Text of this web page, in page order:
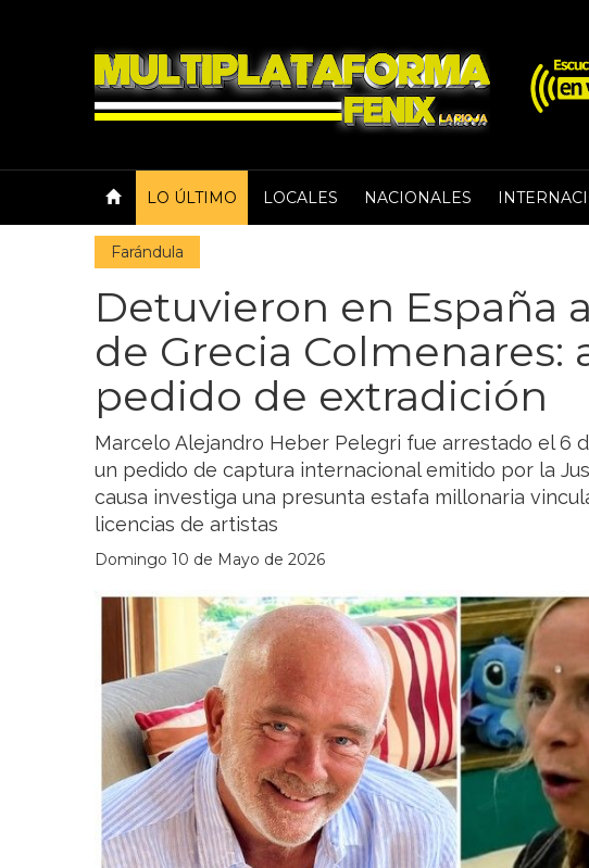
LO ÚLTIMO LOCALES NACIONALES
Farándula
Detuvieron en España
de Grecia Colmenares:
pedido de extradición
Marcelo Alejandro Heber Pelegri fue arrestado el 6
un pedido de captura internacional emitido por la
causa investiga una presunta estafa millonaria
licencias de artistas
Domingo 10 de Mayo de 2026